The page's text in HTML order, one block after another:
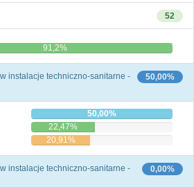
52
91,2%
50,00%
instalacje techniczno-sanitarne -
50,00%
22,47%
20,91%
0,00%
instalacje techniczno-sanitarne -